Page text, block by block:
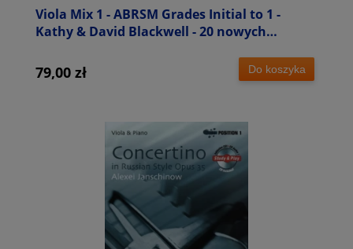
Viola Mix 1 - ABRSM Grades Initial to 1 -
Kathy & David Blackwell - 20 nowych
79,00 zł Do koszyka